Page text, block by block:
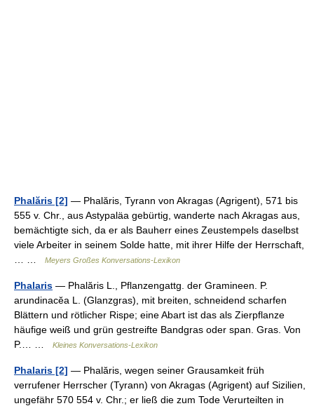
Phalăris [2] — Phalăris, Tyrann von Akragas (Agrigent), 571 bis
555 v. Chr., aus Astypaläa gebürtig, wanderte nach Akragas aus,
bemächtigte sich, da er als Bauherr eines Zeustempels daselbst
viele Arbeiter in seinem Solde hatte, mit ihrer Hilfe der Herrschaft,
Meyers Großes Konversations-Lexikon
Phalaris — Phalăris L., Pflanzengattg. der Gramineen. P.
arundinacĕa L. (Glanzgras), mit breiten, schneidend scharfen
Blättern und rötlicher Rispe; eine Abart ist das als Zierpflanze
häufige weiß und grün gestreifte Bandgras oder span. Gras. Von
P.… …
Kleines Konversations-Lexikon
Phalaris [2] — Phalăris, wegen seiner Grausamkeit früh
verrufener Herrscher (Tyrann) von Akragas (Agrigent) auf Sizilien,
ungefähr 570 554 v. Chr.; er ließ die zum Tode Verurteilten in